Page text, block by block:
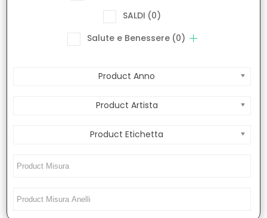
SALDI (0)
Salute e Benessere (0)
Product Anno
Product Artista
Product Etichetta